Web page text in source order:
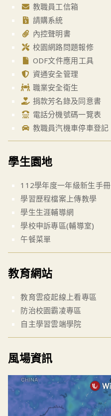
教職員工信箱
請購系統
內控聲明書
校園網路問題報修
ODF文件應用工具
資通安全管理
職業安全衛生
捐款芳名錄及同意書
電話分機號碼一覽表
教職員汽機車停車登記
學生園地
112學年度一年級新生手冊
學習歷程檔案上傳教學
學生生涯輔導網
學校申訴專區(輔導室)
午餐菜單
教育網站
教育雲疫起線上看專區
防治校園霸凌專區
自主學習雲端學院
風場資訊